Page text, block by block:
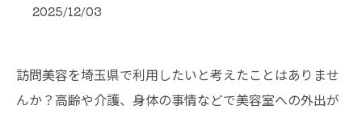
2025/12/03
訪問美容を埼玉県で利用したいと考えたことはありませ
んか？高齢や介護、身体の事情などで美容室への外出が